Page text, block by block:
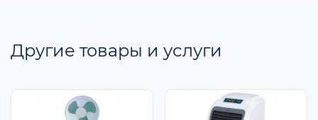
Другие товары и услуги